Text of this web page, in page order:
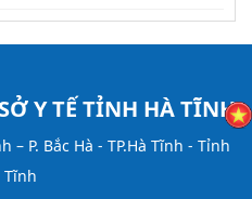
SỞ Y TẾ TỈNH HÀ TĨNH
– P. Bắc Hà - TP.Hà Tĩnh - Tỉnh
Tĩnh